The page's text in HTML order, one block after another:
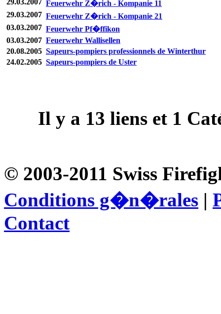
Feuerwehr Z�rich - Kompanie 11
29.03.2007 Feuerwehr Z�rich - Kompanie 21
03.03.2007 Feuerwehr Pf�ffikon
03.03.2007 Feuerwehr Wallisellen
20.08.2005 Sapeurs-pompiers professionnels de Winterthur
24.02.2005 Sapeurs-pompiers de Uster
Il y a 13 liens et 1
© 2003-2011 Swiss
Conditions g�n�rales |
Contact